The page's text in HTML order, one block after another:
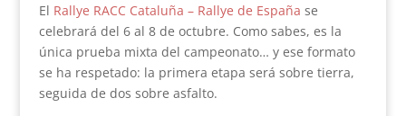
El Rallye RACC Cataluña – Rallye de España se
celebrará del 6 al 8 de octubre. Como sabes, es la
única prueba mixta del campeonato… y ese formato
se ha respetado: la primera etapa será sobre tierra,
seguida de dos sobre asfalto.